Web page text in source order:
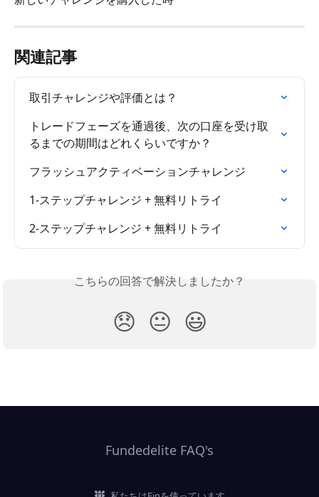
関連記事
取引チャレンジや評価とは？
トレードフェーズを通過後、次の口座を受け取
るまでの期間はどれくらいですか？
フラッシュアクティベーションチャレンジ
1-ステップチャレンジ + 無料リトライ
2-ステップチャレンジ + 無料リトライ
こちらの回答で解決しましたか？
😞 😐 😃
Fundedelite FAQ's